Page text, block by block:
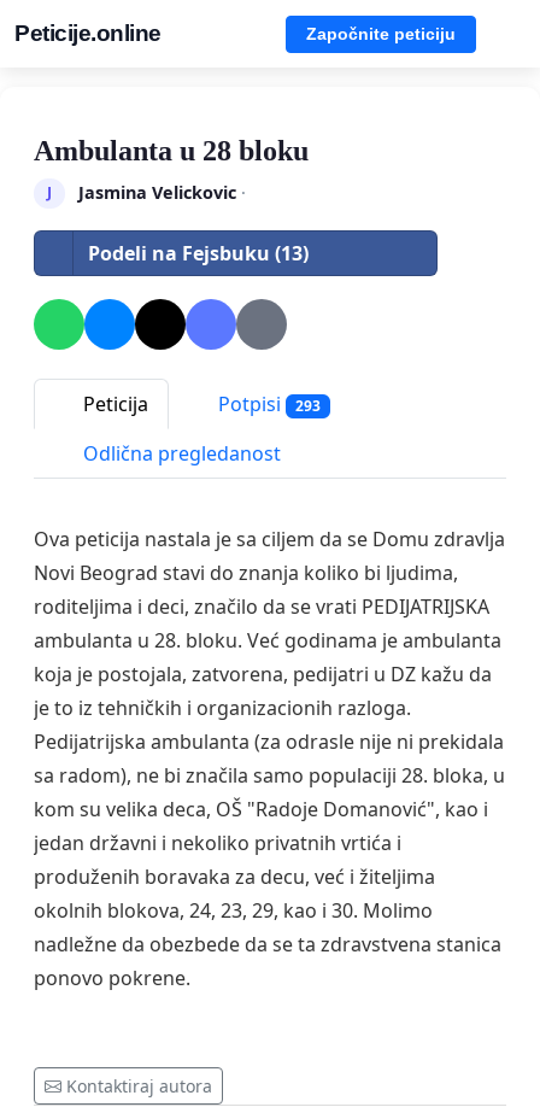
Peticije.online Započnite peticiju
Ambulanta u 28 bloku
J Jasmina Velickovic·
Podeli na Fejsbuku (13)
Peticija Potpisi 293
Odlična pregledanost
Ova peticija nastala je sa ciljem da se Domu zdravlja
Novi Beograd stavi do znanja koliko bi ljudima,
roditeljima i deci, značilo da se vrati PEDIJATRIJSKA
ambulanta u 28. bloku. Već godinama je ambulanta
koja je postojala, zatvorena, pedijatri u DZ kažu da
je to iz tehničkih i organizacionih razloga.
Pedijatrijska ambulanta (za odrasle nije ni prekidala
sa radom), ne bi značila samo populaciji 28. bloka, u
kom su velika deca, OŠ "Radoje Domanović", kao i
jedan državni i nekoliko privatnih vrtića i
produženih boravaka za decu, već i žiteljima
okolnih blokova, 24, 23, 29, kao i 30. Molimo
nadležne da obezbede da se ta zdravstvena stanica
ponovo pokrene.
Kontaktiraj autora